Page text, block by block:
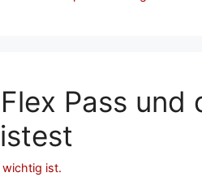
Pass und
wichtig ist.